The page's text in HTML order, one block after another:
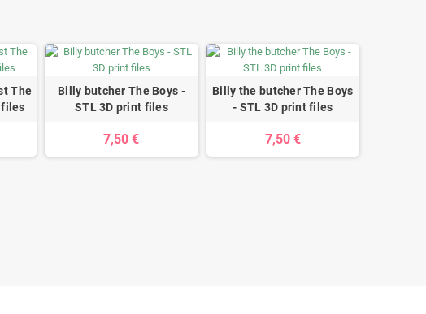
The
files
Billy butcher The Boys -
STL 3D print files
7,50 €
Billy the butcher The Boys
- STL 3D print files
7,50 €